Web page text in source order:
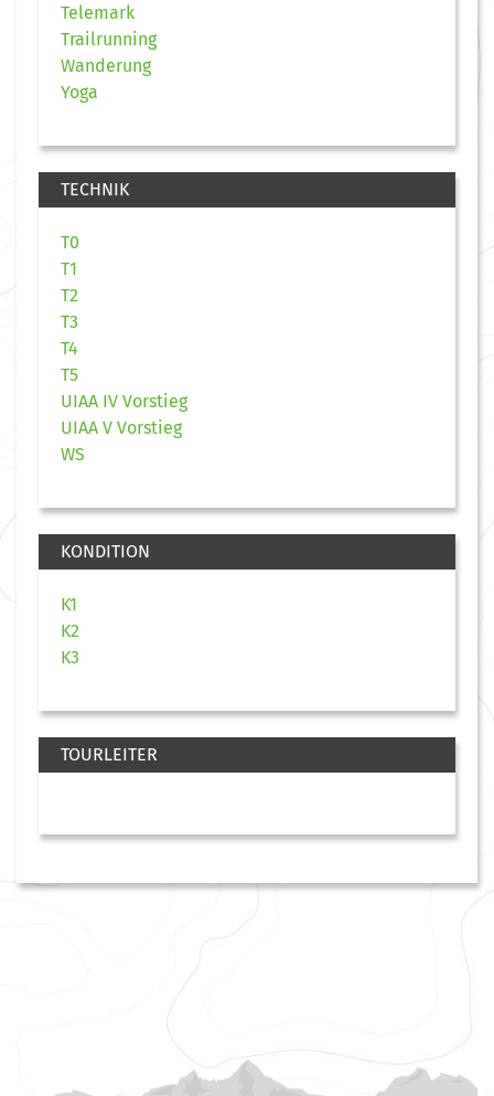
Telemark
Trailrunning
Wanderung
Yoga
TECHNIK
T0
T1
T2
T3
T4
T5
UIAA IV Vorstieg
UIAA V Vorstieg
WS
KONDITION
K1
K2
K3
TOURLEITER